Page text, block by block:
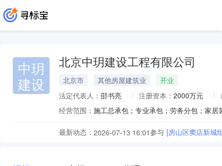
中玥
建设
北京中玥建设工程有限公司
北京市 其他房屋建筑业
开业
法定代表人： 邵书亮 注册资本： 2000万元
经营范围：
最新动态： 2026-07-13 16:01参与 [房山区窦店新城